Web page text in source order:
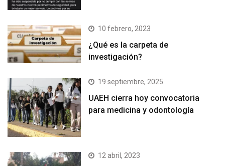
10 febrero, 2023
¿Qué es la carpeta de
investigación?
19 septiembre, 2025
UAEH cierra hoy convocatoria
para medicina y odontología
12 abril, 2023